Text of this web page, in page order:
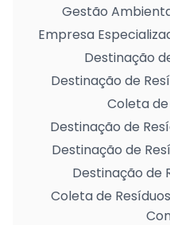
Gestão
Empresa
Destinação
Destinação de
Coleta
Destinação de
Destinação de
Destinação de
Coleta de